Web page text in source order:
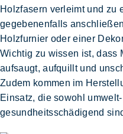
Holzfasern verleimt und zu
gegebenenfalls
Holzfurnier oder einer
Wichtig zu wissen ist, dass
aufsaugt, aufquillt und
Zudem kommen im
Einsatz, die sowohl
gesundheitsschädigend